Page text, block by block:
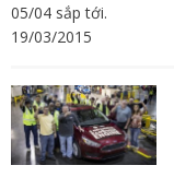
05/04 sắp tới.
19/03/2015